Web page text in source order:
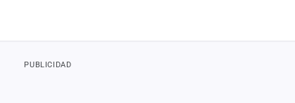
PUBLICIDAD